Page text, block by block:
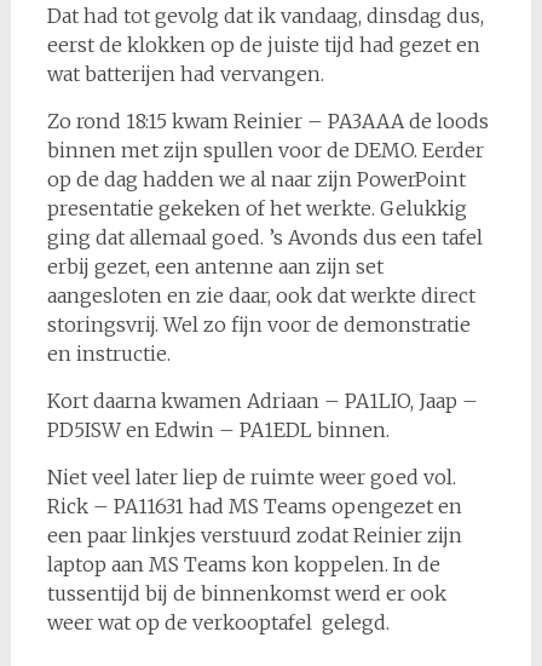
Dat had tot gevolg dat ik vandaag, dinsdag dus,
eerst de klokken op de juiste tijd had gezet en
wat batterijen had vervangen.
Zo rond 18:15 kwam Reinier – PA3AAA de loods
binnen met zijn spullen voor de DEMO. Eerder
op de dag hadden we al naar zijn PowerPoint
presentatie gekeken of het werkte. Gelukkig
ging dat allemaal goed. ’s Avonds dus een tafel
erbij gezet, een antenne aan zijn set
aangesloten en zie daar, ook dat werkte direct
storingsvrij. Wel zo fijn voor de demonstratie
en instructie.
Kort daarna kwamen Adriaan – PA1LIO, Jaap –
PD5ISW en Edwin – PA1EDL binnen.
Niet veel later liep de ruimte weer goed vol.
Rick – PA11631 had MS Teams opengezet en
een paar linkjes verstuurd zodat Reinier zijn
laptop aan MS Teams kon koppelen. In de
tussentijd bij de binnenkomst werd er ook
weer wat op de verkooptafel gelegd.